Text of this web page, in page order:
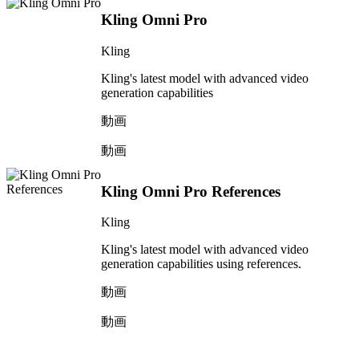
Kling Omni Pro
Kling
Kling's latest model with advanced video
generation capabilities
動画
動画
Kling Omni Pro References
Kling
Kling's latest model with advanced video
generation capabilities using references.
動画
動画